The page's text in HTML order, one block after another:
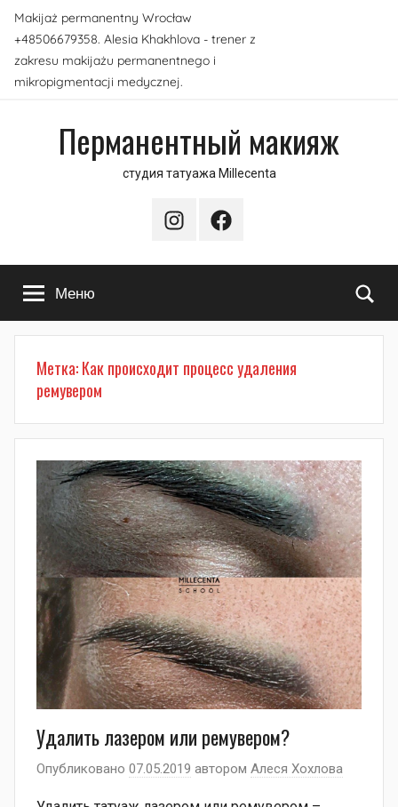
Перейти
содержимому
Makijaż permanentny Wrocław
+48506679358. Alesia Khakhlova - trener z
zakresu makijażu permanentnego i
mikropigmentacji medycznej.
Перманентный макияж
студия татуажа Millecenta
InstagramFacebook
Меню
Метка:Как происходит процесс удаления
ремувером
Удалить лазером или ремувером?
Опубликовано 07.05.2019 автором Алеся Хохлова